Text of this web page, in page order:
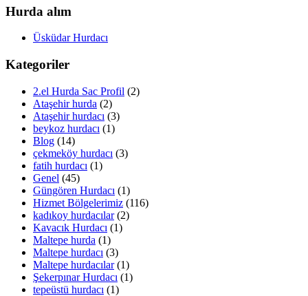
Hurda alım
Üsküdar Hurdacı
Kategoriler
2.el Hurda Sac Profil (2)
Ataşehir hurda (2)
Ataşehir hurdacı (3)
beykoz hurdacı (1)
Blog (14)
çekmeköy hurdacı (3)
fatih hurdacı (1)
Genel (45)
Güngören Hurdacı (1)
Hizmet Bölgelerimiz (116)
kadıkoy hurdacılar(2)
Kavacık Hurdacı (1)
Maltepe hurda (1)
Maltepe hurdacı (3)
Maltepe hurdacılar(1)
Şekerpınar Hurdacı (1)
tepeüstü hurdacı (1)